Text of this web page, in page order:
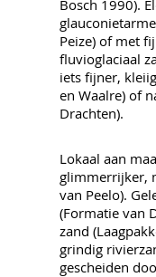
Bosch 1990).
Peize) of met
fluvioglaciaal
iets fijner,
en Waalre) of
Drachten).
Lokaal aan
glimmerrijker,
van Peelo).
(Formatie van
zand
grindig
gescheiden